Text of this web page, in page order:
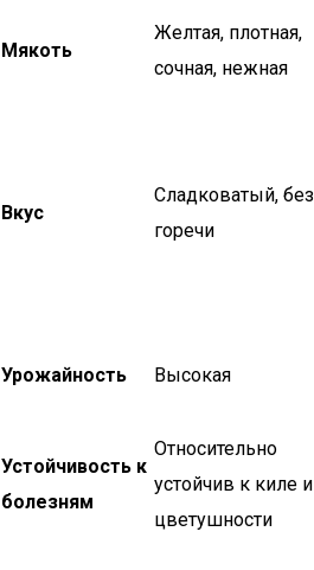
Мякоть
Желтая, плотная,
сочная, нежная
Вкус
Сладковатый, без
горечи
Урожайность Высокая
Устойчивость к
болезням
Относительно
устойчив к киле и
цветушности